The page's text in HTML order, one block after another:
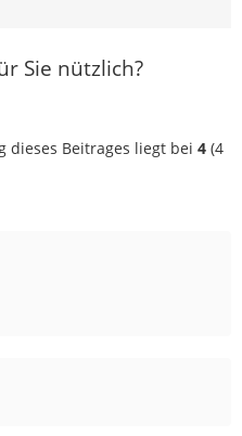
Sie nützlich?
dieses Beitrages liegt bei 4 (4